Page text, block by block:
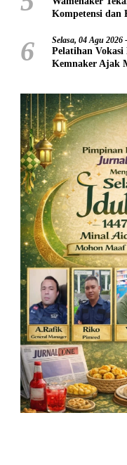
Kompetensi dan
6 Selasa, 04 Agu
Pelatihan Vokasi
Kemnaker Ajak